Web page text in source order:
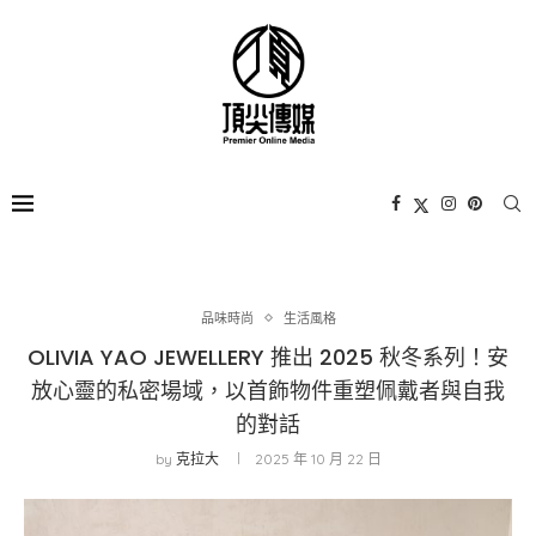
品味時尚 生活風格
OLIVIA YAO JEWELLERY 推出 2025 秋冬系列！安
放心靈的私密場域，以首飾物件重塑佩戴者與自我
的對話
by 克拉大 2025 年 10 月 22 日